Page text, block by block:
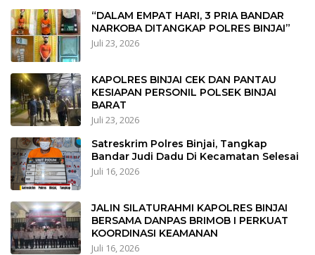
“DALAM EMPAT HARI, 3 PRIA BANDAR
NARKOBA DITANGKAP POLRES BINJAI”
Juli 23, 2026
KAPOLRES BINJAI CEK DAN PANTAU
KESIAPAN PERSONIL POLSEK BINJAI
BARAT
Juli 23, 2026
Satreskrim Polres Binjai, Tangkap
Bandar Judi Dadu Di Kecamatan Selesai
Juli 16, 2026
JALIN SILATURAHMI KAPOLRES BINJAI
BERSAMA DANPAS BRIMOB I PERKUAT
KOORDINASI KEAMANAN
Juli 16, 2026